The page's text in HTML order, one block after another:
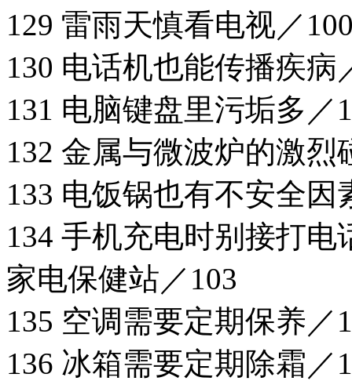
129 雷雨天慎看电视／
130 电话机也能传播疾病
131 电脑键盘里污垢多／
132 金属与微波炉的激烈
133 电饭锅也有不安全因
134 手机充电时别接打电
家电保健站／103
135 空调需要定期保养／
136 冰箱需要定期除霜／